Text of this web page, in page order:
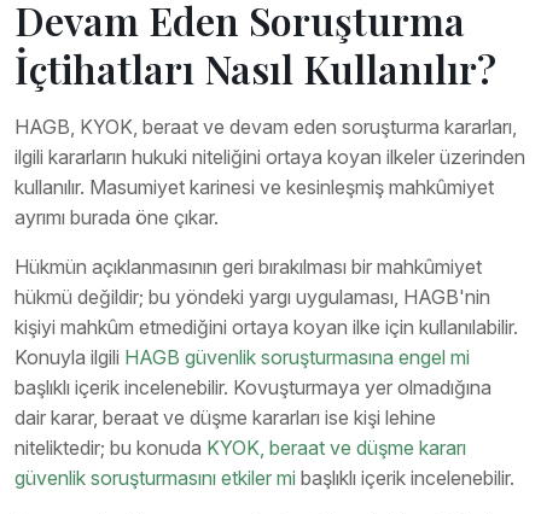
Devam Eden Soruşturma
İçtihatları Nasıl Kullanılır?
HAGB, KYOK, beraat ve devam eden soruşturma kararları,
ilgili kararların hukuki niteliğini ortaya koyan ilkeler üzerinden
kullanılır. Masumiyet karinesi ve kesinleşmiş mahkûmiyet
ayrımı burada öne çıkar.
Hükmün açıklanmasının geri bırakılması bir mahkûmiyet
hükmü değildir; bu yöndeki yargı uygulaması, HAGB'nin
kişiyi mahkûm etmediğini ortaya koyan ilke için kullanılabilir.
Konuyla ilgili HAGB güvenlik soruşturmasına engel mi
başlıklı içerik incelenebilir. Kovuşturmaya yer olmadığına
dair karar, beraat ve düşme kararları ise kişi lehine
niteliktedir; bu konuda KYOK, beraat ve düşme kararı
güvenlik soruşturmasını etkiler mi başlıklı içerik incelenebilir.